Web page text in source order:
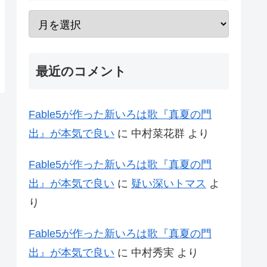
最近のコメント
Fable5が作った新いろは歌『真夏の門
出』が本気で良い に 中村菜花群 より
Fable5が作った新いろは歌『真夏の門
出』が本気で良い に 疑い深いトマス よ
り
Fable5が作った新いろは歌『真夏の門
出』が本気で良い に 中村秀実 より